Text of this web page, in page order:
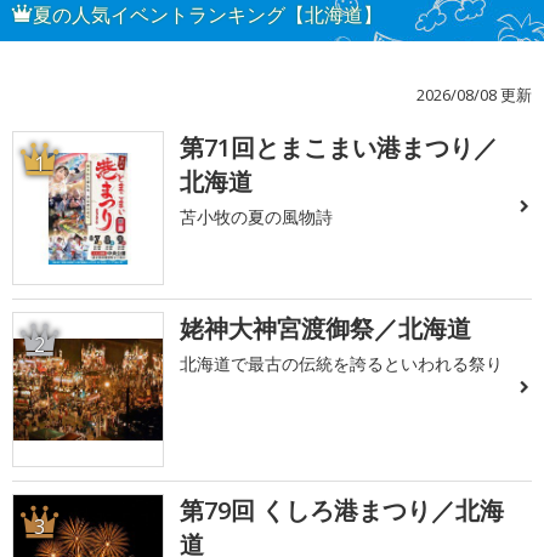
夏の人気イベントランキング【北海道】
2026/08/08 更新
1
第71回とまこまい港まつり／
北海道
苫小牧の夏の風物詩
2 姥神大神宮渡御祭／北海道
北海道で最古の伝統を誇るといわれる祭り
3
第79回 くしろ港まつり／北海
道